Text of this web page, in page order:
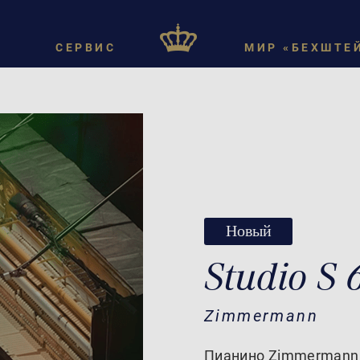
СЕРВИС МИР
Новый
Studio S
Zimmermann
Пианино